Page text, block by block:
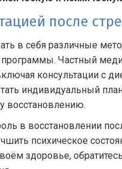
после
в себя различные
Частный
консультации с
индивидуальный
восстановлению.
в восстановлении
психическое
здоровье,